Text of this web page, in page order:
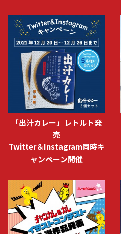
「出汁カレー」レトルト発
売
Twitter＆Instagram同時キ
ャンペーン開催